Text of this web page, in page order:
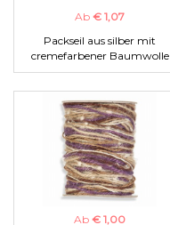
Ab € 1,07
Packseil aus silber mit
cremefarbener Baumwolle
Ab € 1,00